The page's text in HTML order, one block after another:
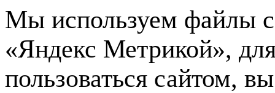
Мы используем файлы
«Яндекс Метрикой»,
пользоваться сайтом,